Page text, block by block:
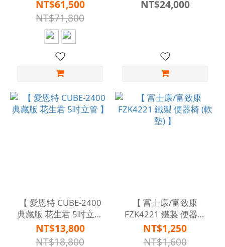
NT$61,500
NT$71,800
NT$24,000
【 愛恩特 CUBE-2400
典藏版 花生君 5吋立管
】
NT$13,800
NT$18,800
【 富士康/富致康
FZK4221 鐵製 便器椅
(軟墊) 】
NT$1,250
NT$1,600